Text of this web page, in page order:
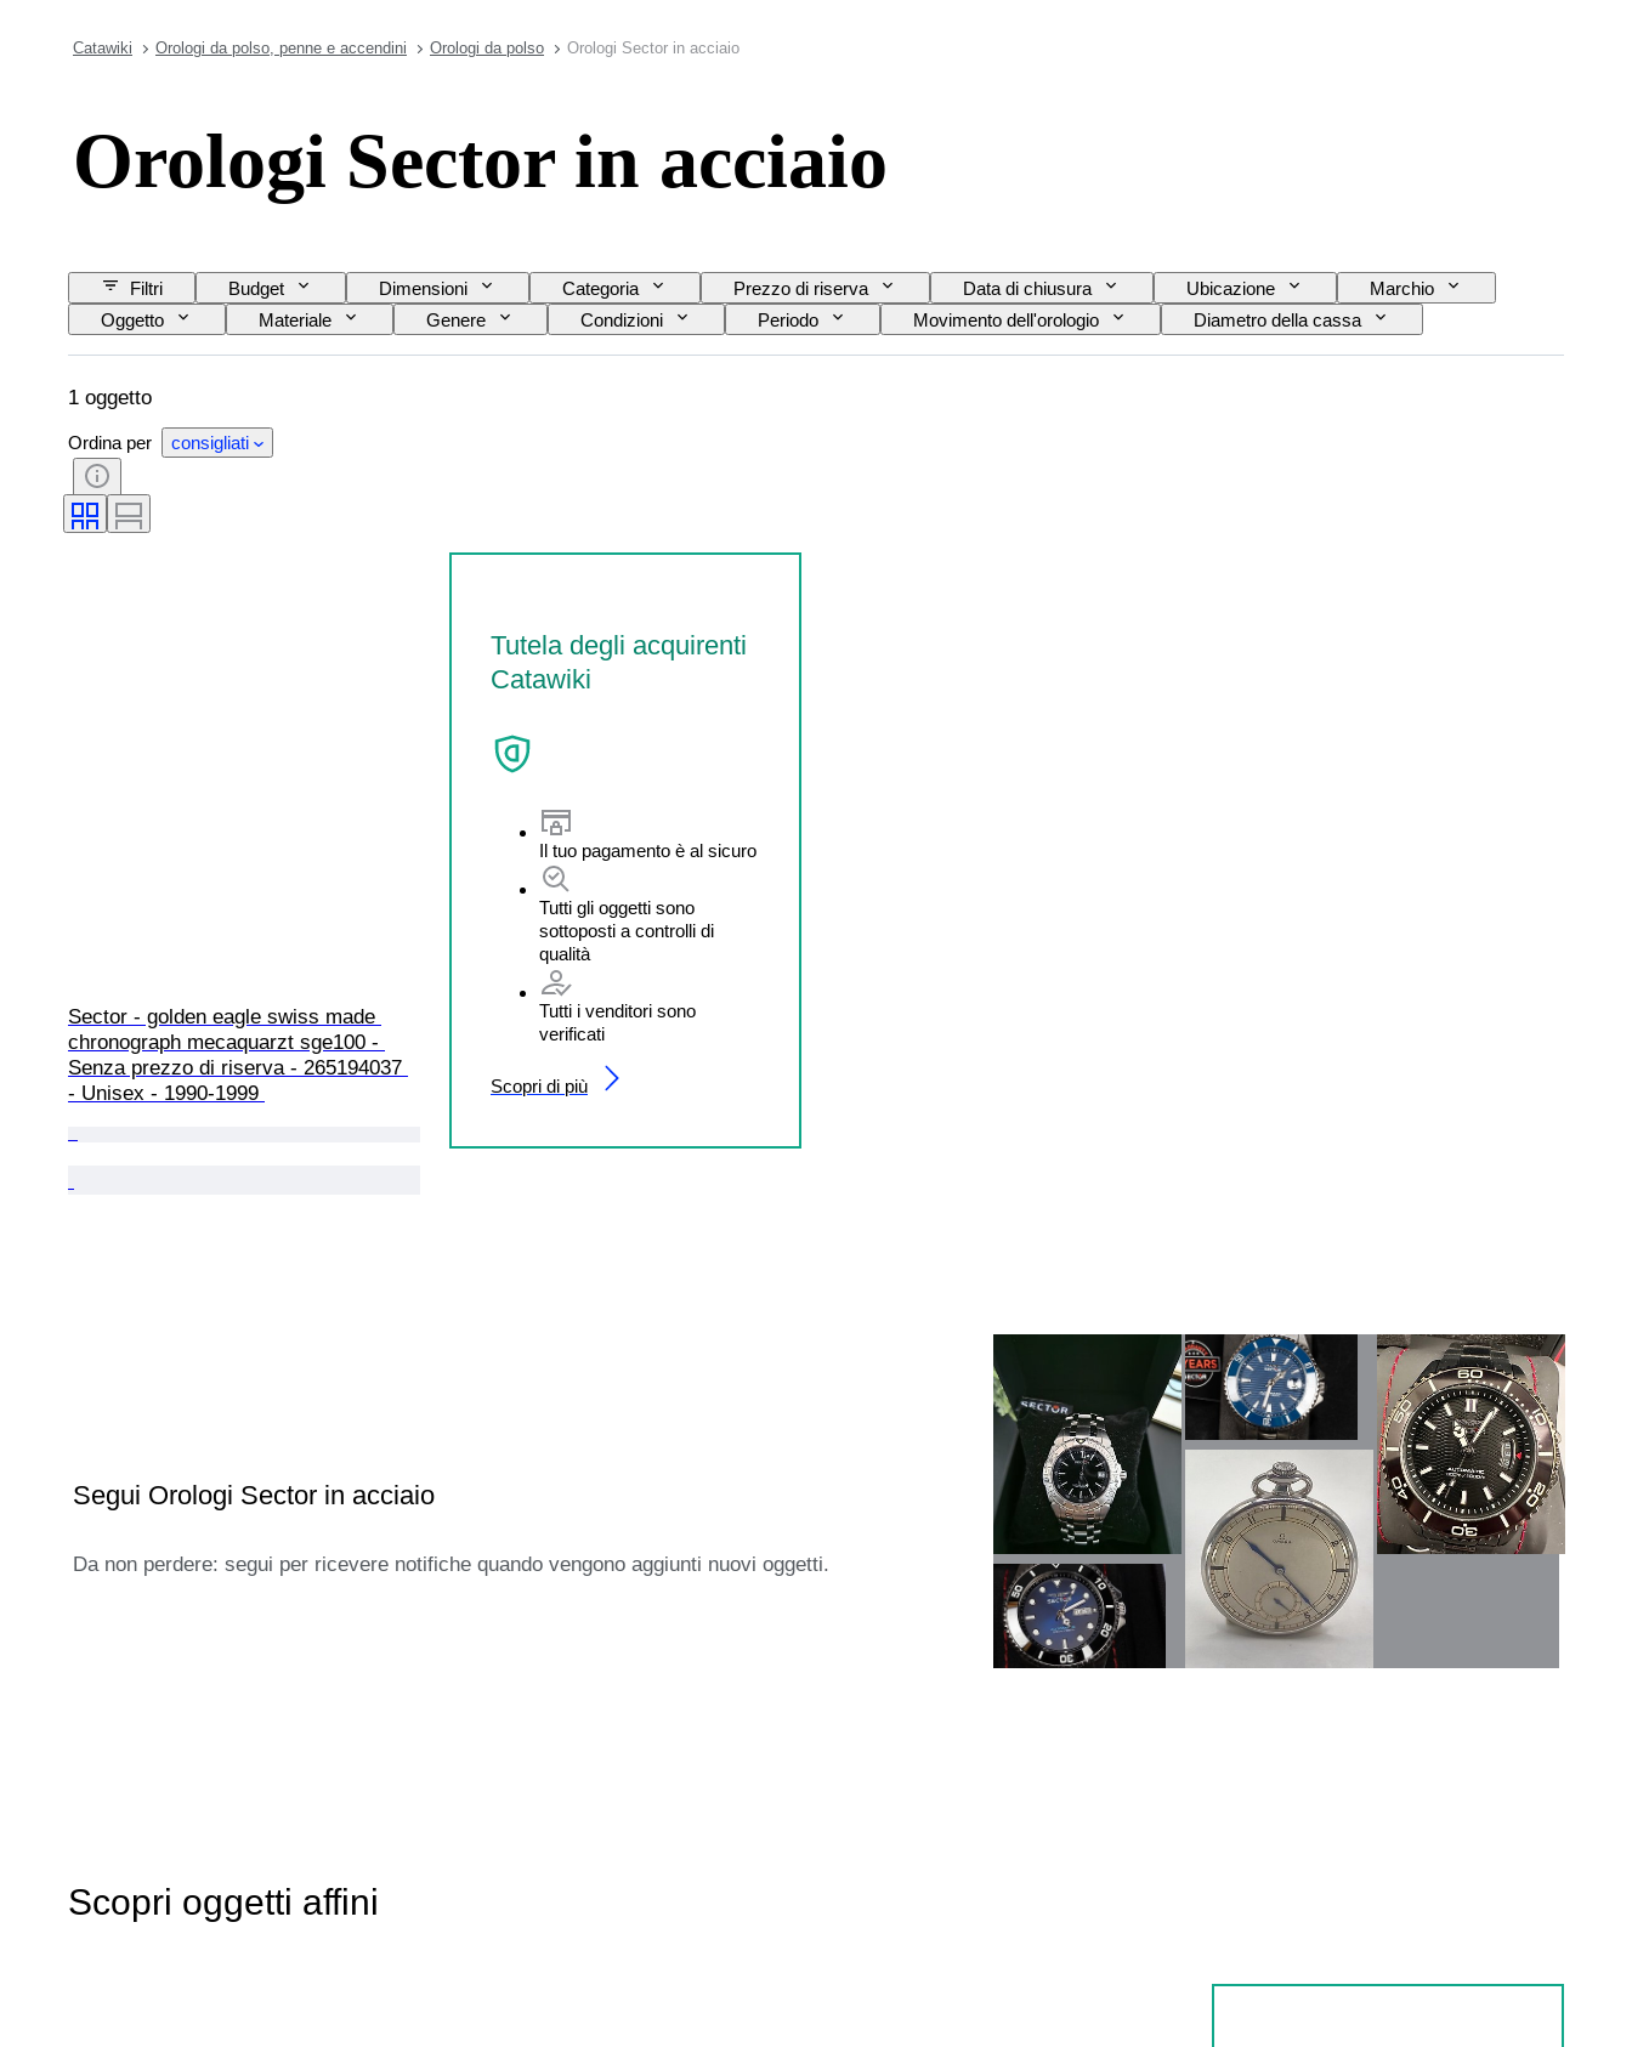
Catawiki Orologi da polso, penne e accendini Orologi da polso Orologi Sector in acciaio
Orologi Sector in acciaio
Filtri Budget Dimensioni Categoria Prezzo di riserva Data di chiusura Ubicazione
Marchio
Oggetto
Materiale Genere Condizioni Periodo Movimento dell'orologio
Diametro della cassa
Materiale del cinturino dell’orologio
Lunghezza del cinturino dell’orologio
1 oggetto
Ordina per consigliati
Sector - golden eagle swiss made
chronograph mecaquarzt sge100 -
Senza prezzo di riserva - 265194037
- Unisex - 1990-1999
Tutela degli acquirenti
Catawiki
Il tuo pagamento è al sicuro
Tutti gli oggetti sono
sottoposti a controlli di
qualità
Tutti i venditori sono
verificati
Scopri di più
Segui Orologi Sector in acciaio
Da non perdere: segui per ricevere notifiche quando vengono aggiunti nuovi oggetti.
Scopri oggetti affini